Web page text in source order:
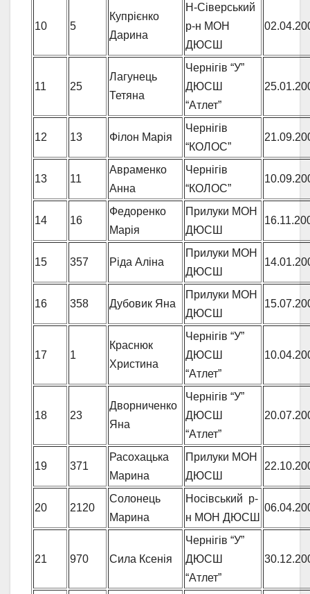
10 5
Купрієнко
Дарина
Н-Сіверський
р-н МОН
ДЮСШ
11 25
Лагунець
Тетяна
Чернігів “У”
ДЮСШ
“Атлет”
12 13 Філон Марія
Чернігів
“КОЛОС”
13 11
Авраменко
Анна
Чернігів
“КОЛОС”
14 16
Федоренко
Марія
Прилуки МОН
ДЮСШ
15 357 Ріда Аліна
Прилуки МОН
ДЮСШ
16 358 Дубовик Яна
Прилуки МОН
ДЮСШ
17 1
Краснюк
Христина
Чернігів “У”
ДЮСШ
“Атлет”
18 23
Дворниченко
Яна
Чернігів “У”
ДЮСШ
“Атлет”
19 371
Расохацька
Марина
Прилуки МОН
ДЮСШ
20 2120
Солонець
Марина
Носівський р-
н МОН ДЮСШ
21 970 Сила Ксенія
Чернігів “У”
ДЮСШ
“Атлет”